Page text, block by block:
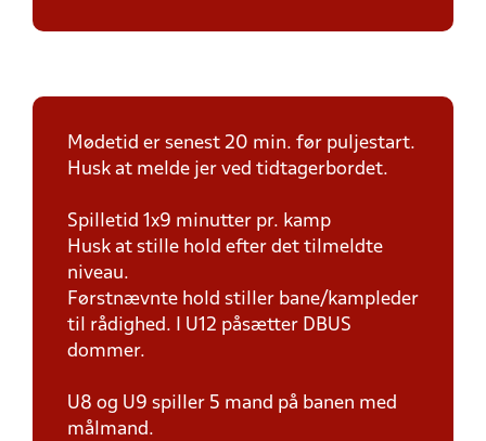
Mødetid er senest 20 min. før puljestart.
Husk at melde jer ved tidtagerbordet.
Spilletid 1x9 minutter pr. kamp
Husk at stille hold efter det tilmeldte
niveau.
Førstnævnte hold stiller bane/kampleder
til rådighed. I U12 påsætter DBUS
dommer.
U8 og U9 spiller 5 mand på banen med
målmand.